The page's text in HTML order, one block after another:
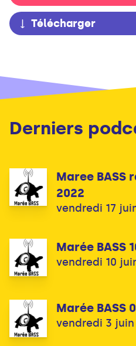
Télécharger
Derniers
Maree BASS
2022
vendredi 17
Marée BASS
vendredi 10
Marée BASS
vendredi 3 juin